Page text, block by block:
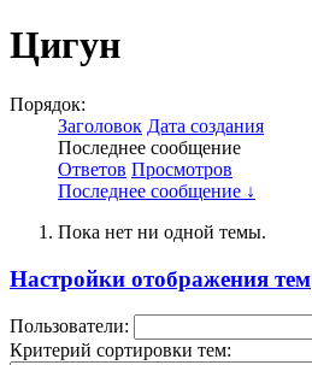
Цигун
Порядок:
Заголовок Дата создания
Последнее сообщение
Ответов Просмотров
Последнее сообщение ↓
Пока нет ни одной темы.
Настройки отображения тем
Пользователи:
Критерий сортировки тем: